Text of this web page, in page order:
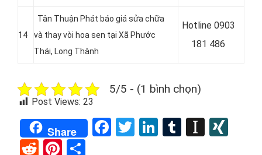
14
Tân Thuận Phát báo giá sửa chữa
và thay vòi hoa sen tại Xã Phước
Thái, Long Thành
Hotline 0903
181 486
5/5 - (1 bình chọn)
Post Views: 23
Share Facebook
TwitterLinkedIn
Tumblr
RedditPinterest